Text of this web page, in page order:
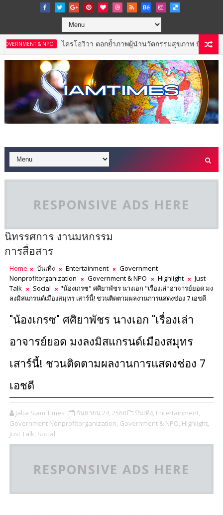
& NPO ไครโอวิวา ตอกย้ำภาพผู้นำนวัตกรรมสุขภาพ ปักธงดันไทยสู่
RESPONSIVE ADS HERE
นิทรรศการ งานมหกรรม
การสื่อสาร
Home บันเทิง Entertainment
Government
Nonprofitorganization
Government & NPO Highlight
Just
Talk
Social
"น้องเกรซ" ศศิยาพัชร นางเอก "เรื่องเล่าอาจารย์ยอด มง
ลงมิสแกรนด์เมืองสมุทร เสาร์นี้! ชวนติดตามผลงานการแสดงช่อง 7 เอชดี
"น้องเกรซ" ศศิยาพัชร นางเอก "เรื่องเล่า
อาจารย์ยอด มงลงมิสแกรนด์เมืองสมุทร
เสาร์นี้! ชวนติดตามผลงานการแสดงช่อง 7
เอชดี
Jaba Siam Times กันยายน 24, 2568 บันเทิง, Entertainment,
Government Nonprofitorganization, Government & NPO, Highlight,
Just Talk, Social,
RESPONSIVE ADS HERE